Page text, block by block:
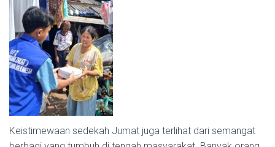
Keistimewaan sedekah Jumat juga terlihat dari semangat